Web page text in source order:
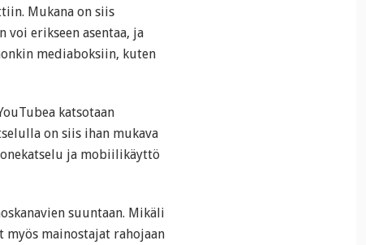
Mukana on siis
voi erikseen asentaa, ja
mediaboksiin, kuten
katsotaan
on siis ihan mukava
ja mobiilikäyttö
suuntaan. Mikäli
myös mainostajat rahojaan